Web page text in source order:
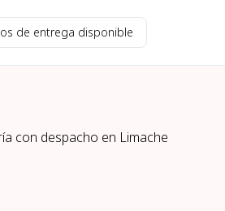
de entrega disponible
con despacho en Limache